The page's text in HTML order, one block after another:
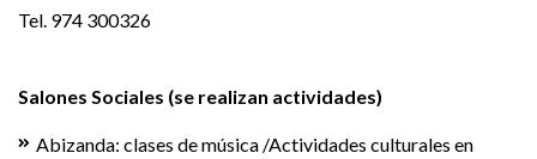
Tel. 974 300326
Salones Sociales (se realizan actividades)
Abizanda: clases de música /Actividades culturales en